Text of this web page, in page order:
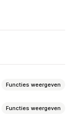
Functies weergeven
Functies weergeven